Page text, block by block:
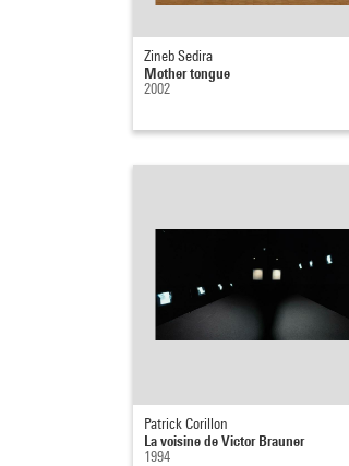
Zineb Sedira
Mother tongue
2002
Patrick Corillon
La voisine de Victor Brauner
1994